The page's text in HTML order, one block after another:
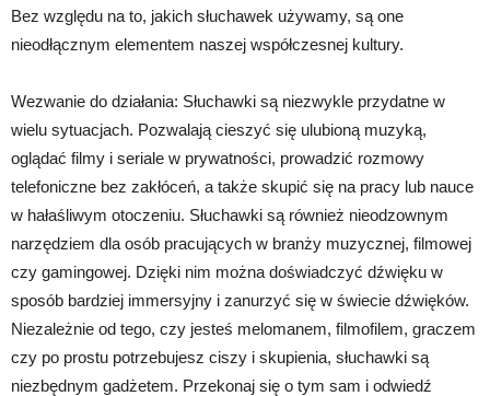
Bez względu na to, jakich słuchawek używamy, są one
nieodłącznym elementem naszej współczesnej kultury.
Wezwanie do działania: Słuchawki są niezwykle przydatne w
wielu sytuacjach. Pozwalają cieszyć się ulubioną muzyką,
oglądać filmy i seriale w prywatności, prowadzić rozmowy
telefoniczne bez zakłóceń, a także skupić się na pracy lub nauce
w hałaśliwym otoczeniu. Słuchawki są również nieodzownym
narzędziem dla osób pracujących w branży muzycznej, filmowej
czy gamingowej. Dzięki nim można doświadczyć dźwięku w
sposób bardziej immersyjny i zanurzyć się w świecie dźwięków.
Niezależnie od tego, czy jesteś melomanem, filmofilem, graczem
czy po prostu potrzebujesz ciszy i skupienia, słuchawki są
niezbędnym gadżetem. Przekonaj się o tym sam i odwiedź